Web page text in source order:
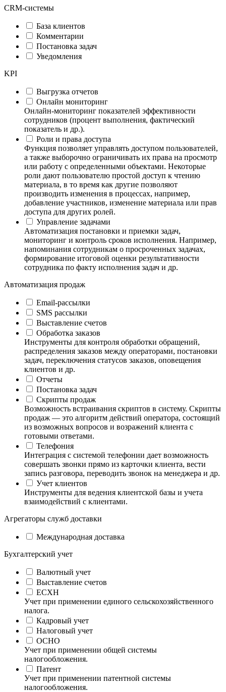
CRM-системы
База клиентов
Комментарии
Постановка задач
Уведомления
KPI
Выгрузка отчетов
Онлайн мониторинг
Онлайн-мониторинг показателей эффективности
сотрудников (процент выполнения, фактический
показатель и др.).
Роли и права доступа
Функция позволяет управлять доступом пользователей,
а также выборочно ограничивать их права на просмотр
или работу с определенными объектами. Некоторые
роли дают пользователю простой доступ к чтению
материала, в то время как другие позволяют
производить изменения в процессах, например,
добавление участников, изменение материала или прав
доступа для других ролей.
Управление задачами
Автоматизация постановки и приемки задач,
мониторинг и контроль сроков исполнения. Например,
напоминания сотрудникам о просроченных задачах,
формирование итоговой оценки результативности
сотрудника по факту исполнения задач и др.
Автоматизация продаж
Email-рассылки
SMS рассылки
Выставление счетов
Обработка заказов
Инструменты для контроля обработки обращений,
распределения заказов между операторами, постановки
задач, переключения статусов заказов, оповещения
клиентов и др.
Отчеты
Постановка задач
Скрипты продаж
Возможность встраивания скриптов в систему. Скрипты
продаж — это алгоритм действий оператора, состоящий
из возможных вопросов и возражений клиента с
готовыми ответами.
Телефония
Интеграция с системой телефонии дает возможность
совершать звонки прямо из карточки клиента, вести
запись разговора, переводить звонок на менеджера и др.
Учет клиентов
Инструменты для ведения клиентской базы и учета
взаимодействий с клиентами.
Агрегаторы служб доставки
Международная доставка
Бухгалтерский учет
Валютный учет
Выставление счетов
ЕСХН
Учет при применении единого сельскохозяйственного
налога.
Кадровый учет
Налоговый учет
ОСНО
Учет при применении общей системы
налогообложения.
Патент
Учет при применении патентной системы
налогообложения.